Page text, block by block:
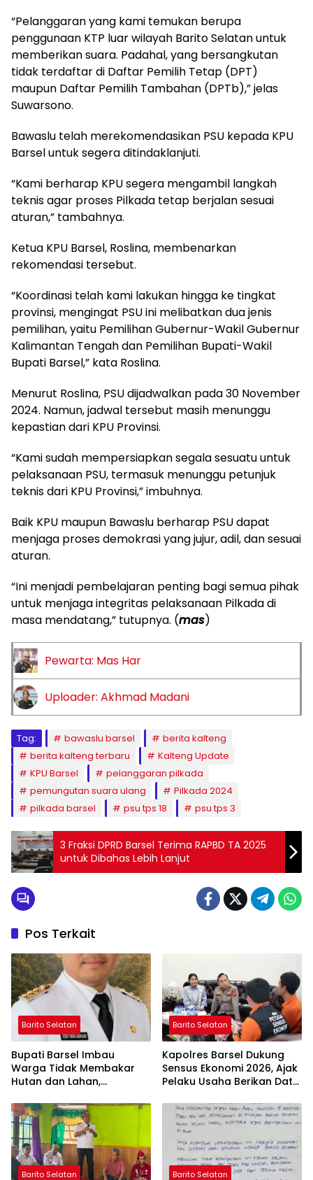
“Pelanggaran yang kami temukan berupa
penggunaan KTP luar wilayah Barito Selatan untuk
memberikan suara. Padahal, yang bersangkutan
tidak terdaftar di Daftar Pemilih Tetap (DPT)
maupun Daftar Pemilih Tambahan (DPTb),” jelas
Suwarsono.
Bawaslu telah merekomendasikan PSU kepada KPU
Barsel untuk segera ditindaklanjuti.
“Kami berharap KPU segera mengambil langkah
teknis agar proses Pilkada tetap berjalan sesuai
aturan,” tambahnya.
Ketua KPU Barsel, Roslina, membenarkan
rekomendasi tersebut.
“Koordinasi telah kami lakukan hingga ke tingkat
provinsi, mengingat PSU ini melibatkan dua jenis
pemilihan, yaitu Pemilihan Gubernur-Wakil Gubernur
Kalimantan Tengah dan Pemilihan Bupati-Wakil
Bupati Barsel,” kata Roslina.
Menurut Roslina, PSU dijadwalkan pada 30 November
2024. Namun, jadwal tersebut masih menunggu
kepastian dari KPU Provinsi.
“Kami sudah mempersiapkan segala sesuatu untuk
pelaksanaan PSU, termasuk menunggu petunjuk
teknis dari KPU Provinsi,” imbuhnya.
Baik KPU maupun Bawaslu berharap PSU dapat
menjaga proses demokrasi yang jujur, adil, dan sesuai
aturan.
“Ini menjadi pembelajaran penting bagi semua pihak
untuk menjaga integritas pelaksanaan Pilkada di
masa mendatang,” tutupnya. (mas)
Pewarta: Mas Har
Uploader: Akhmad Madani
Tag: bawaslu barsel
berita kalteng
berita kalteng terbaru
Kalteng Update
KPU Barsel
pelanggaran pilkada
pemungutan suara ulang
Pilkada 2024
pilkada barsel
psu tps 18 psu tps 3
3 Fraksi DPRD Barsel Terima RAPBD TA 2025
untuk Dibahas Lebih Lanjut
Pos Terkait
Barito Selatan
Bupati Barsel Imbau
Warga Tidak Membakar
Hutan dan Lahan,
Bebas Kabut Asap
Barito Selatan
Kapolres Barsel Dukung
Sensus Ekonomi 2026, Ajak
Pelaku Usaha Berikan Data
Barito Selatan Barito Selatan